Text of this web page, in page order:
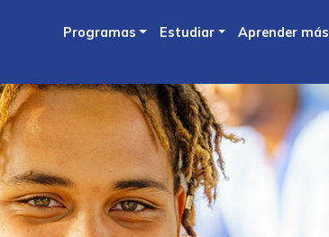
to
content
Programas Estudiar Aprender más